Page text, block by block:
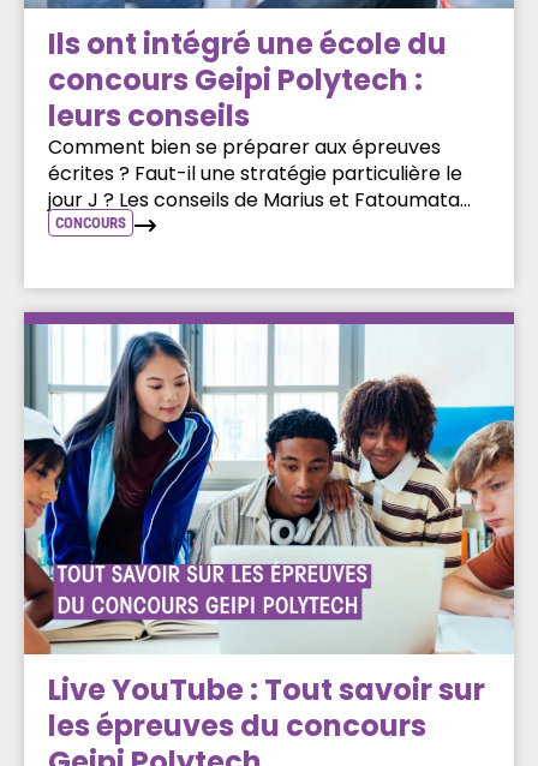
Ils ont intégré une école du
concours Geipi Polytech :
leurs conseils
Comment bien se préparer aux épreuves
écrites ? Faut-il une stratégie particulière le
jour J ? Les conseils de Marius et Fatoumata...
CONCOURS
Live YouTube : Tout savoir sur
les épreuves du concours